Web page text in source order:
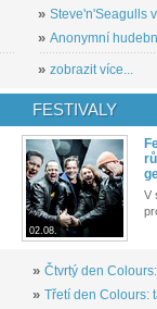
» Steve'n'Seagulls
» Anonymní
» zobrazit více...
FESTIVALY
02.08.
V
» Čtvrtý den
» Třetí den Colours: